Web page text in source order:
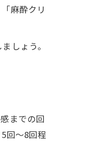
麻酔クリ
しょう。
までの回
回〜8回程